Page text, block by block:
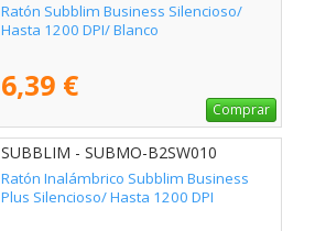
Ratón Subblim Business Silencioso/
Hasta 1200 DPI/ Blanco
6,39 €
Comprar
SUBBLIM - SUBMO-B2SW010
Ratón Inalámbrico Subblim Business
Plus Silencioso/ Hasta 1200 DPI